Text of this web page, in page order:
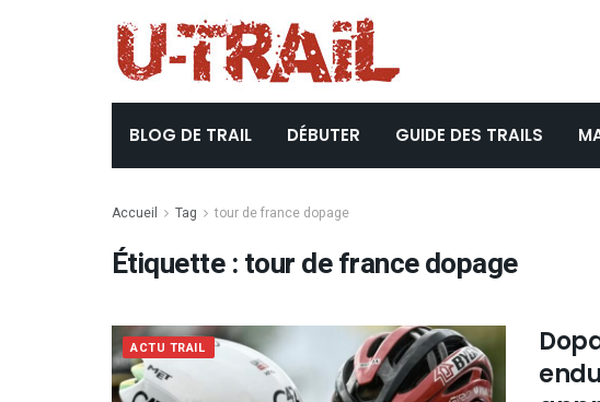
BLOG DE TRAIL DÉBUTER GUIDE DES TRAILS
Accueil Tag tour de france dopage
Étiquette :tour de france dopage
ACTU TRAIL